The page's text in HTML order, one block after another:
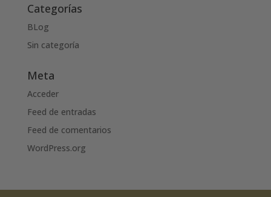
Categorías
BLog
Sin categoría
Meta
Acceder
Feed de entradas
Feed de comentarios
WordPress.org